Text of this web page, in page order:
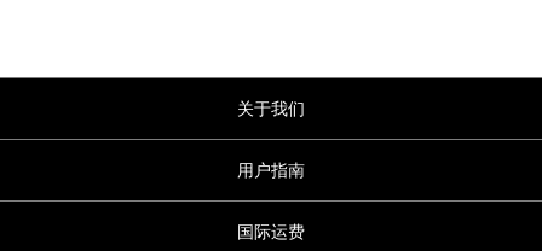
关于我们
用户指南
国际运费